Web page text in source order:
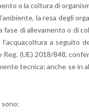
o la col­tu­ra di
la resa degli
fase di al­le­va­men­to o di
a se­gui­to
Reg. (UE) 2018/848,
tec­ni­ca; anche se in